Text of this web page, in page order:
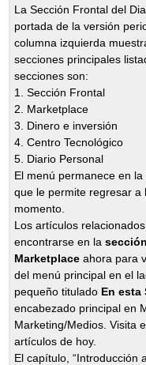
La Sección Frontal del
portada de la versión
columna izquierda
secciones principales
secciones son:
1. Sección Frontal
2. Marketplace
3. Dinero e inversión
4. Centro Tecnológico
5. Diario Personal
El menú permanece en
que le permite regresar a
momento.
Los artículos
encontrarse en la
Marketplace ahora para
del menú principal en el
pequeño titulado En esta
encabezado principal en
Marketing/Medios. Visita
artículos de hoy.
El capítulo, “Introducción